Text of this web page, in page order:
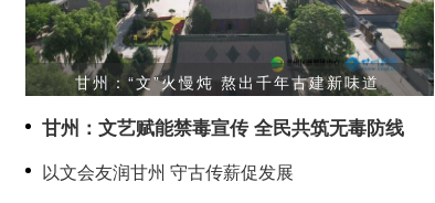
甘州：“文”火慢炖 熬出千年古建新味道
甘州：文艺赋能禁毒宣传 全民共筑无毒防线
以文会友润甘州 守古传薪促发展